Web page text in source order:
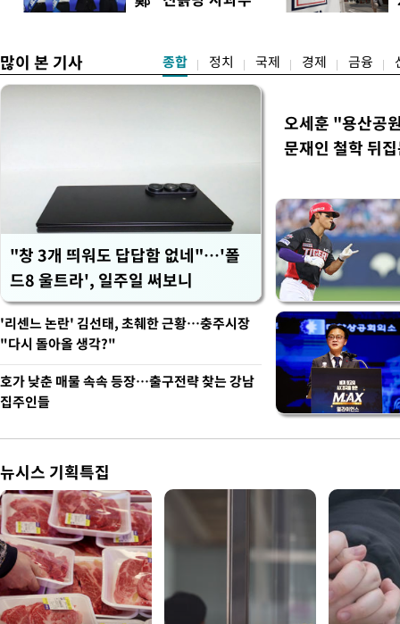
이 대통령은 "결혼으로 인
많이 본 기사 종합 정치 국제 경제 금융
"창 3개 띄워도 답답함 없네"…'폴
드8 울트라', 일주일 써보니
오세훈 "용산공
문재인 철학 뒤
'리센느 논란' 김선태, 초췌한 근황…충주시장
"다시 돌아올 생각?"
호가 낮춘 매물 속속 등장…출구전략 찾는 강남
집주인들
뉴시스 기획특집